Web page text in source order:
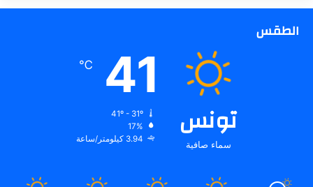
الطقس
تونس
سماء صافية
41
℃
17%
3.94 كيلومتر/ساعة